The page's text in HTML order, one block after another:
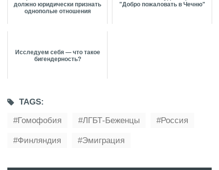
должно юридически признать
однополые отношения
"Добро пожаловать в Чечню"
Исследуем себя — что такое
бигендерность?
TAGS:
Гомофобия
ЛГБТ-Беженцы Россия
Финляндия Эмиграция